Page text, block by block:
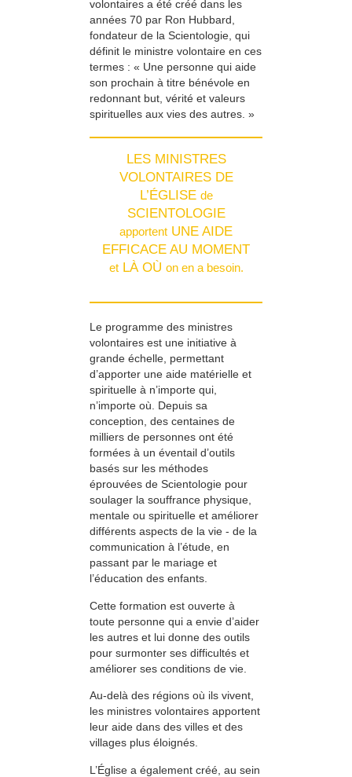
volontaires a été créé dans les
années 70 par Ron Hubbard,
fondateur de la Scientologie, qui
définit le ministre volontaire en ces
termes : « Une personne qui aide
son prochain à titre bénévole en
redonnant but, vérité et valeurs
spirituelles aux vies des autres. »
LES MINISTRES
VOLONTAIRES DE
L’ÉGLISE de
SCIENTOLOGIE
apportent UNE AIDE
EFFICACE AU MOMENT
etLÀ OÙ on en a besoin.
Le programme des ministres
volontaires est une initiative à
grande échelle, permettant
d’apporter une aide matérielle et
spirituelle à n’importe qui,
n’importe où. Depuis sa
conception, des centaines de
milliers de personnes ont été
formées à un éventail d’outils
basés sur les méthodes
éprouvées de Scientologie pour
soulager la souffrance physique,
mentale ou spirituelle et améliorer
différents aspects de la vie - de la
communication à l’étude, en
passant par le mariage et
l’éducation des enfants.
Cette formation est ouverte à
toute personne qui a envie d’aider
les autres et lui donne des outils
pour surmonter ses difficultés et
améliorer ses conditions de vie.
Au-delà des régions où ils vivent,
les ministres volontaires apportent
leur aide dans des villes et des
villages plus éloignés.
L’Église a également créé, au sein